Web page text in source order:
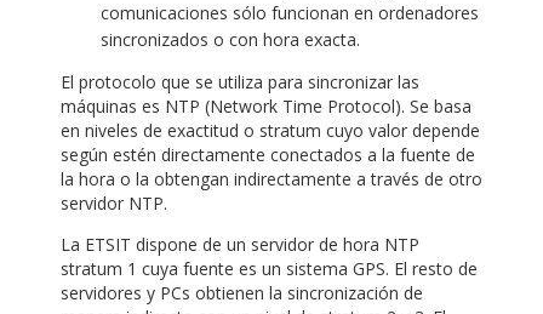
comunicaciones sólo funcionan en ordenadores
sincronizados o con hora exacta.
El protocolo que se utiliza para sincronizar las
máquinas es NTP (Network Time Protocol). Se basa
en niveles de exactitud o stratum cuyo valor depende
según estén directamente conectados a la fuente de
la hora o la obtengan indirectamente a través de otro
servidor NTP.
La ETSIT dispone de un servidor de hora NTP
stratum 1 cuya fuente es un sistema GPS. El resto de
servidores y PCs obtienen la sincronización de